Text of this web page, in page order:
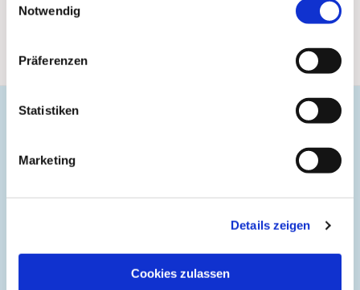
Notwendig
Präferenzen
Statistiken
Marketing
Details zeigen
Cookies zulassen
Kirchplatz 1